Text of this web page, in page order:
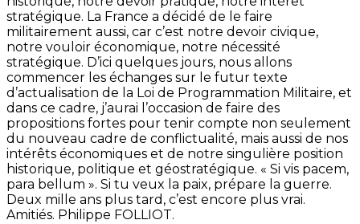
stratégique. La France a décidé de le faire
militairement aussi, car c’est notre devoir civique,
notre vouloir économique, notre nécessité
stratégique. D’ici quelques jours, nous allons
commencer les échanges sur le futur texte
d’actualisation de la Loi de Programmation Militaire, et
dans ce cadre, j’aurai l’occasion de faire des
propositions fortes pour tenir compte non seulement
du nouveau cadre de conflictualité, mais aussi de nos
intérêts économiques et de notre singulière position
historique, politique et géostratégique. « Si vis pacem,
para bellum ». Si tu veux la paix, prépare la guerre.
Deux mille ans plus tard, c’est encore plus vrai.
Amitiés. Philippe FOLLIOT.